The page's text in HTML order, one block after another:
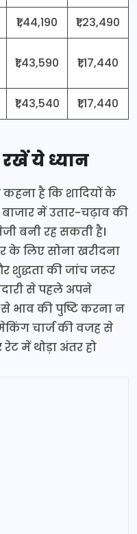
₹1,44,190
₹1,23,490
₹1,43,590 ₹1,17,440
₹1,43,540 ₹1,17,440
ये ध्यान
है कि शादियों के
में उतार-चढ़ाव की
बनी रह सकती है।
के लिए सोना खरीदना
शुद्धता की जांच जरूर
से पहले अपने
से भाव की पुष्टि करना न
चार्ज की वजह से
में थोड़ा अंतर हो